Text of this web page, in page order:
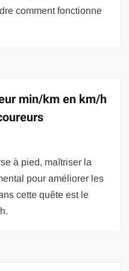
comment fonctionne
min/km en km/h
à pied, maîtriser la
pour améliorer les
cette quête est le